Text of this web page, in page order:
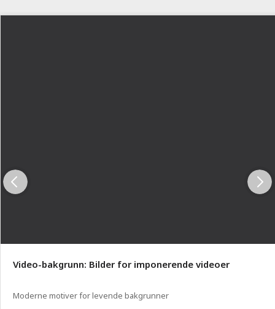
Video-bakgrunn: Bilder for imponerende videoer
Moderne motiver for levende bakgrunner